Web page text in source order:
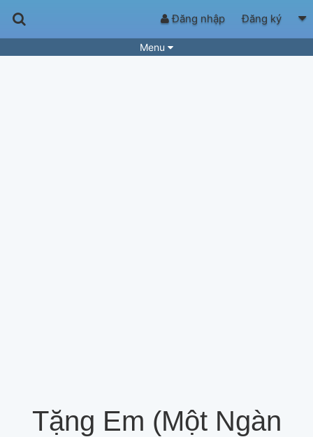
Đăng nhập Đăng ký
Menu
Tặng Em (Một Ngàn